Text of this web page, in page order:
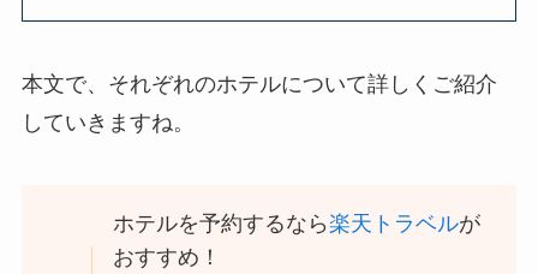
本文で、それぞれのホテルについて詳しくご紹介
していきますね。
ホテルを予約するなら楽天トラベルが
おすすめ！